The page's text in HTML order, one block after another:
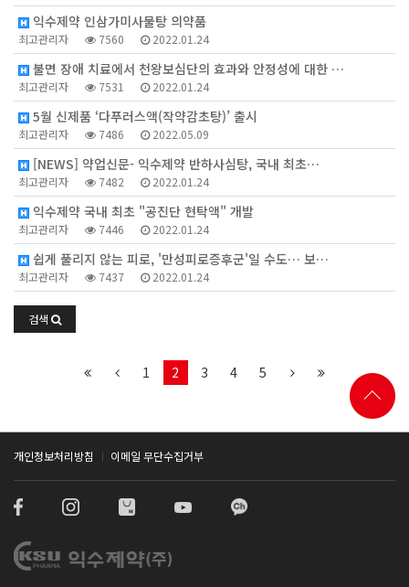
익수제약 인삼가미사물탕 의약품
최고관리자 7560 2022.01.24
불면 장애 치료에서 천왕보심단의 효과와 안정성에 대한 …
최고관리자 7531 2022.01.24
5월 신제품 ‘다푸러스액(작약감초탕)’ 출시
최고관리자 7486 2022.05.09
[NEWS] 약업신문- 익수제약 반하사심탕, 국내 최초…
최고관리자 7482 2022.01.24
익수제약 국내 최초 "공진단 현탁액" 개발
최고관리자 7446 2022.01.24
쉽게 풀리지 않는 피로, '만성피로증후군'일 수도… 보…
최고관리자 7437 2022.01.24
검색
1 2 3 4 5
개인정보처리방침 이메일 무단수집거부